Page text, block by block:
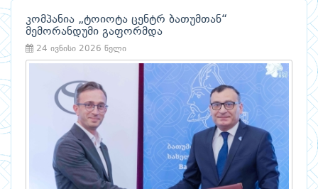
კომპანია „ტოიოტა ცენტრ ბათუმთან“
მემორანდუმი გაფორმდა
24 ივნისი 2026 წელი